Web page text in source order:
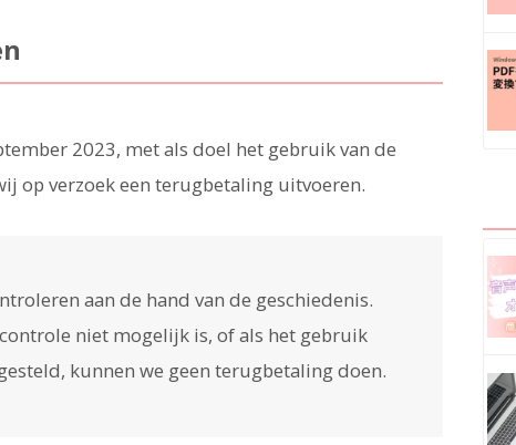
2023, met als doel het gebruik van de
op verzoek een terugbetaling uitvoeren.
aan de hand van de geschiedenis.
niet mogelijk is, of als het gebruik
kunnen we geen terugbetaling doen.